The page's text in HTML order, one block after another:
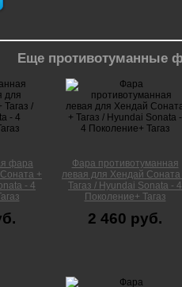
Еще противотуманные
фара
+
- 4
Фара противотуманная
левая для Хендай Соната
Тагаз / Hyundai Sonata - 4
Поколение+ Тагаз
2 460 руб.